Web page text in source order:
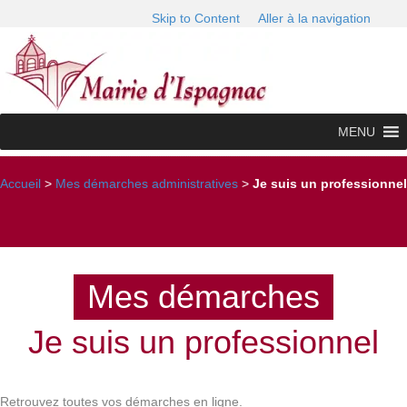
Skip to Content Aller à la navigation
MENU
Accueil > Mes démarches administratives > Je suis un professionnel
Mes démarches
Je suis un professionnel
Retrouvez toutes vos démarches en ligne.